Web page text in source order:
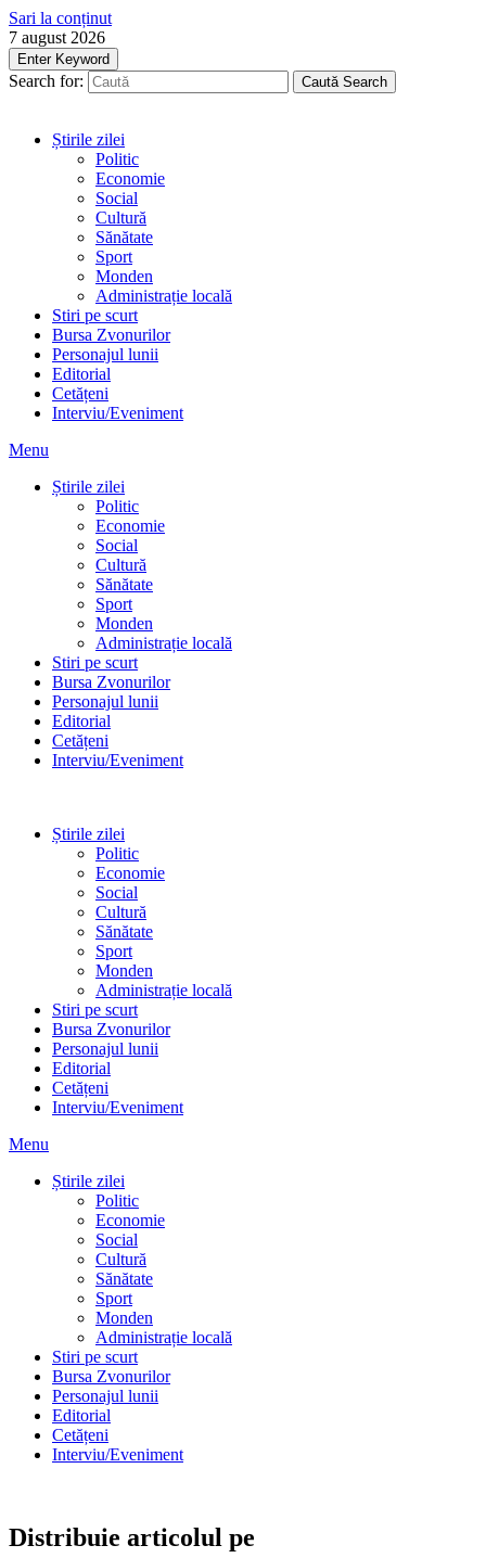
Sari la conținut
7 august 2026
Enter Keyword
Search for: Caută Search
Știrile zilei
Politic
Economie
Social
Cultură
Sănătate
Sport
Monden
Administrație locală
Stiri pe scurt
Bursa Zvonurilor
Personajul lunii
Editorial
Cetățeni
Interviu/Eveniment
Menu
Știrile zilei
Politic
Economie
Social
Cultură
Sănătate
Sport
Monden
Administrație locală
Stiri pe scurt
Bursa Zvonurilor
Personajul lunii
Editorial
Cetățeni
Interviu/Eveniment
Știrile zilei
Politic
Economie
Social
Cultură
Sănătate
Sport
Monden
Administrație locală
Stiri pe scurt
Bursa Zvonurilor
Personajul lunii
Editorial
Cetățeni
Interviu/Eveniment
Menu
Știrile zilei
Politic
Economie
Social
Cultură
Sănătate
Sport
Monden
Administrație locală
Stiri pe scurt
Bursa Zvonurilor
Personajul lunii
Editorial
Cetățeni
Interviu/Eveniment
Distribuie articolul pe